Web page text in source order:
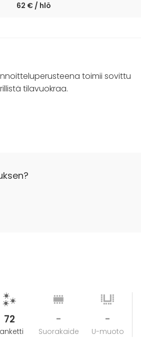
62 € / hlö
toimii sovittu
tilavuokraa.
72 -
Suorakaide
-
U-muoto